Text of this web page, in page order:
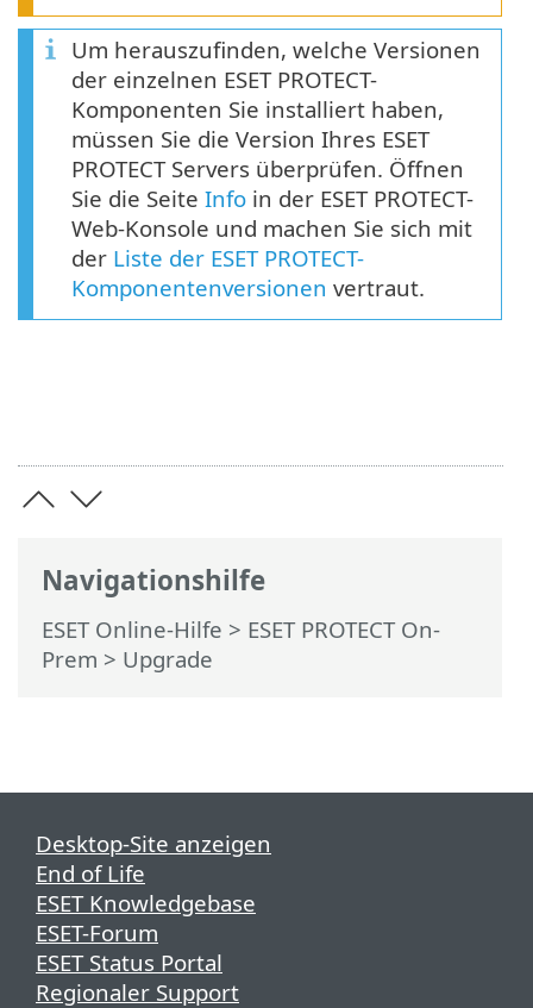
Navigationshilfe
ESET Online-Hilfe > ESET PROTECT On-
Prem > Upgrade
Um herauszufinden, welche Versionen
der einzelnen ESET PROTECT-
Komponenten Sie installiert haben,
müssen Sie die Version Ihres ESET
PROTECT Servers überprüfen. Öffnen
Sie die Seite Info in der ESET PROTECT-
Web-Konsole und machen Sie sich mit
der Liste der ESET PROTECT-
Komponentenversionen vertraut.
Desktop-Site anzeigen
End of Life
ESET Knowledgebase
ESET-Forum
ESET Status Portal
Regionaler Support